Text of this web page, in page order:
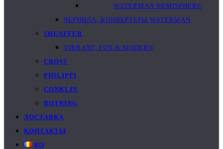
WATERMAN HEMISPHERE
ЧЕРНИЛА, КОНВЕРТЕРЫ WATERMAN
SHEAFFER
VIBRANT, FUN & MODERN
CROSS
PHILIPPI
CONKLIN
ROTRING
ДОСТАВКА
КОНТАКТЫ
RO